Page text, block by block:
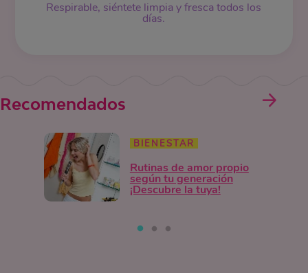
Respirable, siéntete limpia y fresca todos los
días.
Recomendados
BIENESTAR
Rutinas de amor propio
según tu generación
¡Descubre la tuya!